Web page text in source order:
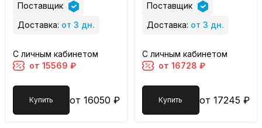
Поставщик
Доставка: от 3 дн.
С личным кабинетом
от 15569 ₽
Купить от 16050 ₽
Поставщик
Доставка: от 3 дн.
С личным кабинетом
от 16728 ₽
Купить от 17245 ₽